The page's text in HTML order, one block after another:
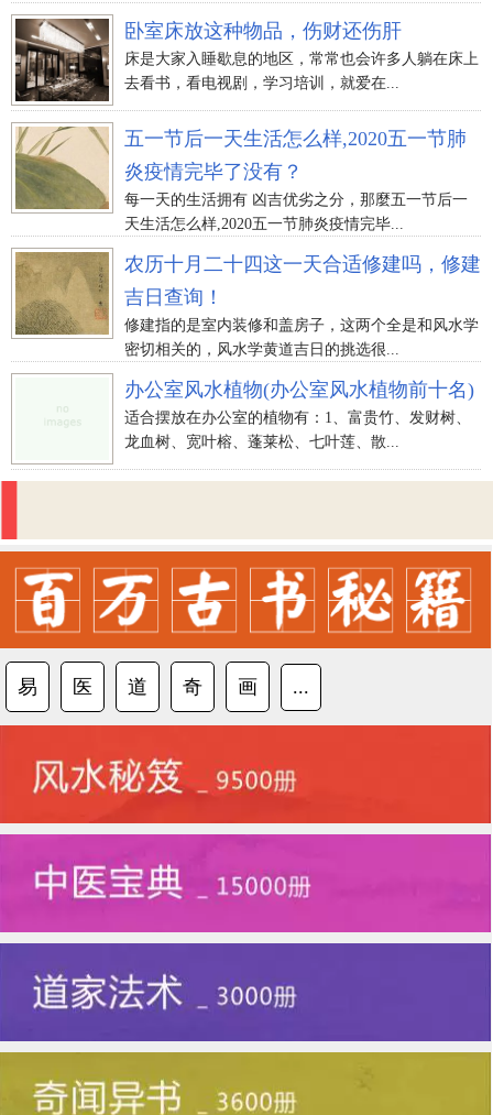
卧室床放这种物品，伤财还伤肝
床是大家入睡歇息的地区，常常也会许多人躺在床上
去看书，看电视剧，学习培训，就爱在...
五一节后一天生活怎么样,2020五一节肺
炎疫情完毕了没有？
每一天的生活拥有 凶吉优劣之分，那麼五一节后一
天生活怎么样,2020五一节肺炎疫情完毕...
农历十月二十四这一天合适修建吗，修建
吉日查询！
修建指的是室内装修和盖房子，这两个全是和风水学
密切相关的，风水学黄道吉日的挑选很...
办公室风水植物(办公室风水植物前十名)
适合摆放在办公室的植物有：1、富贵竹、发财树、
龙血树、宽叶榕、蓬莱松、七叶莲、散...
易 医 道 奇 画 ...